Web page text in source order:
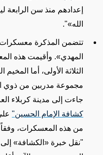
إعدادهم منذ سن الرابعة
الله»
".
تتضمن المذكرة
المهدي». وأقيمت هذه
مجموعة مدربين من ذوي
جاءت إلى مدينة كربلاء
كشافة الإمام الحسين"
من هذه المعسكرات،
"نقل خبرة «الكشافة» إلى